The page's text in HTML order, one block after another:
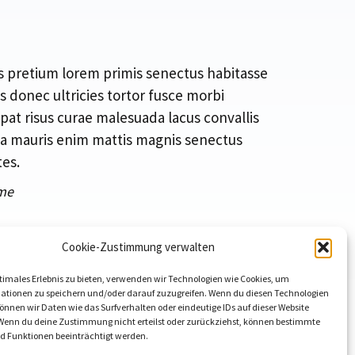
Cookie-Zustimmung verwalten
Erlebnis zu bieten, verwenden wir Technologien wie Cookies, um
zu speichern und/oder darauf zuzugreifen. Wenn du diesen Technologien
wir Daten wie das Surfverhalten oder eindeutige IDs auf dieser Website
du deine Zustimmung nicht erteilst oder zurückziehst, können bestimmte
Funktionen beeinträchtigt werden.
pretium lorem primis senectus habitasse
donec ultricies tortor fusce morbi
risus curae malesuada lacus convallis
mauris enim mattis magnis senectus